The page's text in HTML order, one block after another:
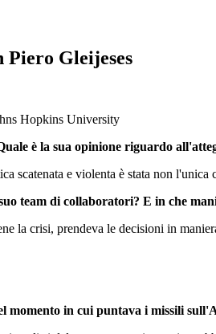
Gleijeses
Hopkins University
è la sua opinione riguardo
scatenata e violenta è stata non
team di collaboratori? E in che
la crisi, prendeva le decisioni in
in cui puntava i missili